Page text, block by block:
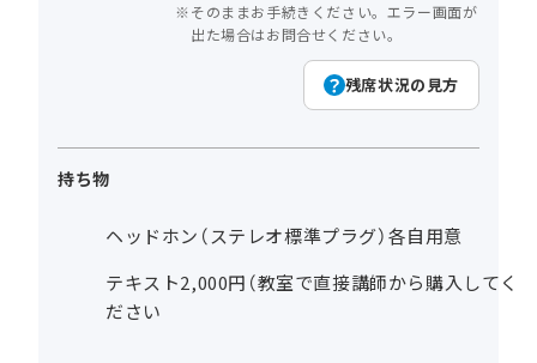
そのままお手続きください。エラー画面が
出た場合はお問合せください。
残席状況の見方
持ち物
ヘッドホン（ステレオ標準プラグ）各自用意
テキスト2,000円（教室で直接講師から購入してく
ださい